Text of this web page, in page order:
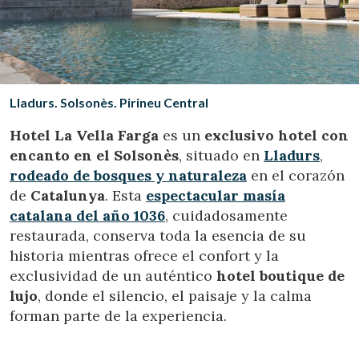
Ubicación/nombre del hotel
CA ES EN FR
Lladurs. Solsonès. Pirineu Central
Hotel La Vella Farga es un exclusivo hotel con
encanto en el Solsonès, situado en Lladurs,
rodeado de bosques y naturaleza en el corazón
de Catalunya. Esta espectacular masía
catalana del año 1036, cuidadosamente
restaurada, conserva toda la esencia de su
historia mientras ofrece el confort y la
exclusividad de un auténtico hotel boutique de
lujo, donde el silencio, el paisaje y la calma
forman parte de la experiencia.